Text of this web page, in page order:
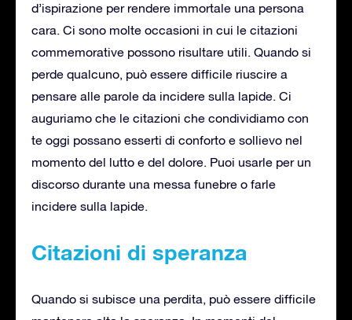
d’ispirazione per rendere immortale una persona
cara. Ci sono molte occasioni in cui le citazioni
commemorative possono risultare utili. Quando si
perde qualcuno, può essere difficile riuscire a
pensare alle parole da incidere sulla lapide. Ci
auguriamo che le citazioni che condividiamo con
te oggi possano esserti di conforto e sollievo nel
momento del lutto e del dolore. Puoi usarle per un
discorso durante una messa funebre o farle
incidere sulla lapide.
Citazioni di speranza
Quando si subisce una perdita, può essere difficile